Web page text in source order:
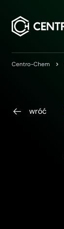
Centro-Chem
wróć